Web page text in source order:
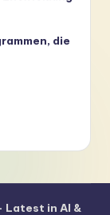
die
Latest in AI &